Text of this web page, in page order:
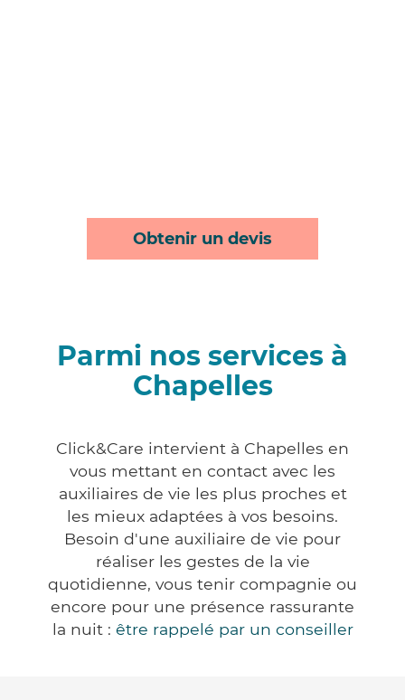
Obtenir un devis
Parmi nos services à
Chapelles
Click&Care intervient à Chapelles en
vous mettant en contact avec les
auxiliaires de vie les plus proches et
les mieux adaptées à vos besoins.
Besoin d'une auxiliaire de vie pour
réaliser les gestes de la vie
quotidienne, vous tenir compagnie ou
encore pour une présence rassurante
la nuit : être rappelé par un conseiller